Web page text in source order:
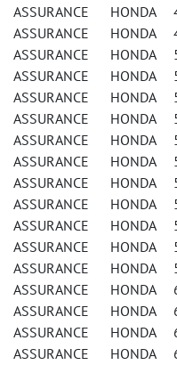
ASSURANCE
ASSURANCE HONDA
ASSURANCE
ASSURANCE HONDA
ASSURANCE HONDA
ASSURANCE HONDA
ASSURANCE HONDA
ASSURANCE HONDA
ASSURANCE HONDA
ASSURANCE HONDA
ASSURANCE HONDA
ASSURANCE HONDA
ASSURANCE
ASSURANCE HONDA
ASSURANCE HONDA
ASSURANCE HONDA
ASSURANCE HONDA